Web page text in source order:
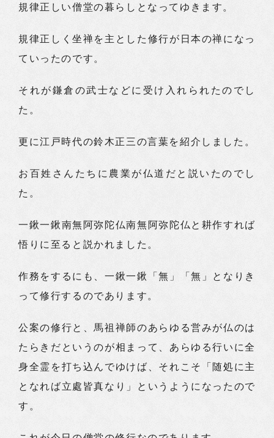
規律正しい僧堂の暮らしとなってゆきます。
規律正しく坐禅を主とした修行が日本の禅になっ
ていったのです。
それが鎌倉の武士などに受け入れられたのでし
た。
更に江戸時代の鈴木正三の言葉を紹介しました。
お百姓さんたちに農業が仏道だと説いたのでし
た。
一鍬一鍬南無阿弥陀仏南無阿弥陀仏と耕作すれば
悟りに至ると説かれました。
作務をするにも、一鍬一鍬「無」「無」となりき
って修行するのであります。
公案の修行と、馬祖禅師のあらゆる営みが仏のは
たらきだというのが相まって、あらゆる行いに全
身全霊を打ち込んでゆけば、それこそ「随処に主
となれば立處皆真なり」というようになったので
す。